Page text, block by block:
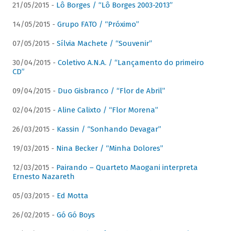
21/05/2015 - Lô Borges / “Lô Borges 2003-2013”
14/05/2015 - Grupo FATO / “Próximo”
07/05/2015 - Sílvia Machete / “Souvenir”
30/04/2015 - Coletivo A.N.A. / “Lançamento do primeiro
CD”
09/04/2015 - Duo Gisbranco / “Flor de Abril”
02/04/2015 - Aline Calixto / “Flor Morena”
26/03/2015 - Kassin / “Sonhando Devagar”
19/03/2015 - Nina Becker / “Minha Dolores”
12/03/2015 - Pairando – Quarteto Maogani interpreta
Ernesto Nazareth
05/03/2015 - Ed Motta
26/02/2015 - Gó Gó Boys